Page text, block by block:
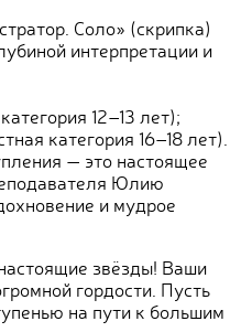
Соло» (скрипка)
интерпретации и
12–13 лет);
категория 16–18 лет).
— это настоящее
Юлию
и мудрое
звёзды! Ваши
гордости. Пусть
на пути к большим